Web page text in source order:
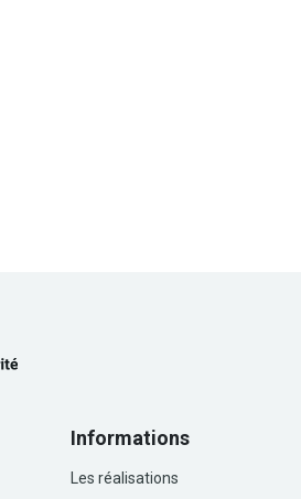
Informations
Les réalisations